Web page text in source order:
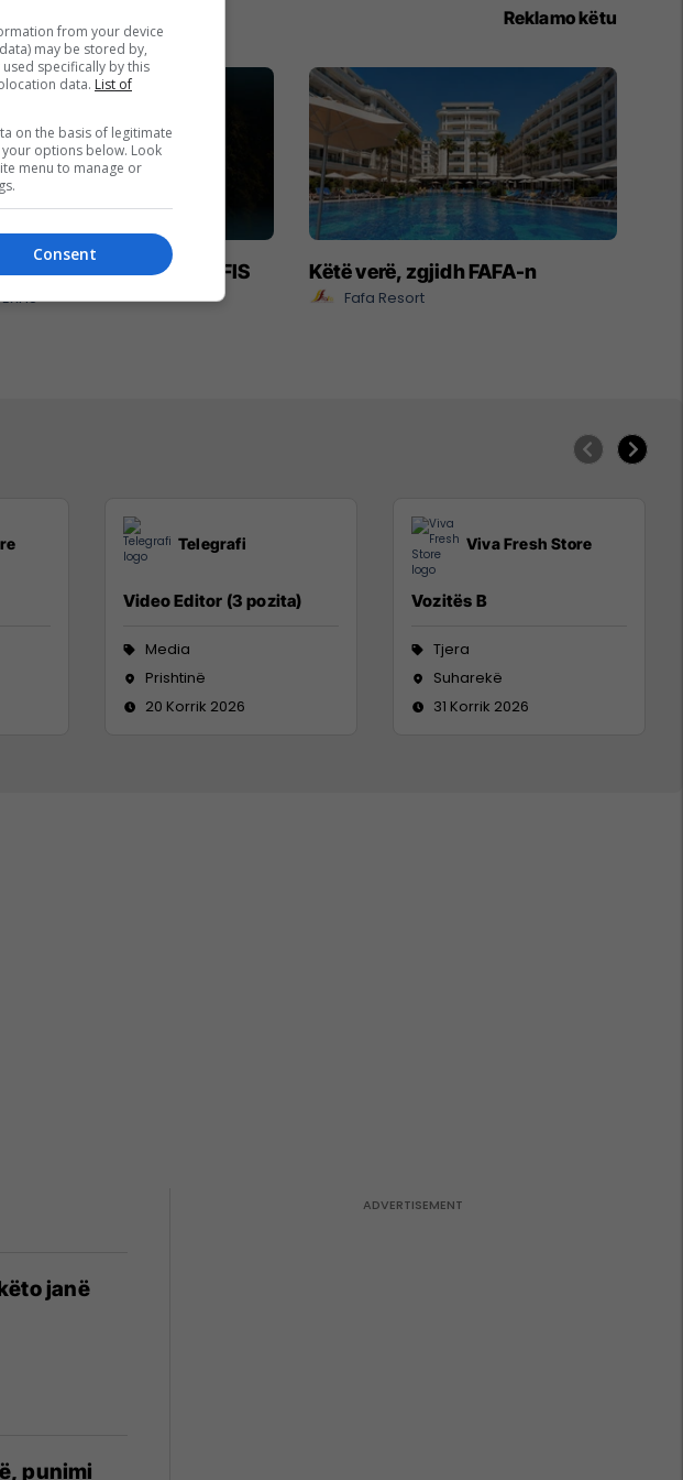
Reklamo këtu
në çdo kilometër - EXFIS
EXFIS
Këtë verë, zgjidh FAFA-n
Fafa Resort
Telegrafi
Video Editor (3 pozita)
Media
Prishtinë
20 Korrik 2026
Viva Fresh Store
Vozitës B
Tjera
Suharekë
31 Korrik 2026
janë
punimi
from your device
may be stored by,
specifically by this
data. List of
on the basis of legitimate
options below. Look
menu to manage or
Consent